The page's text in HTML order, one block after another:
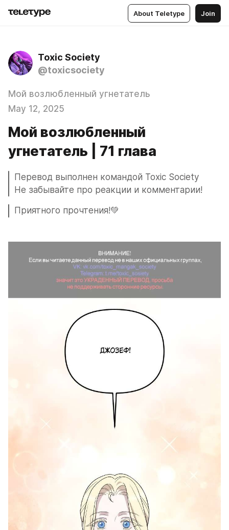
About Teletype Join
Toxic Society
@toxicsociety
Мой возлюбленный угнетатель
May 12, 2025
Мой возлюбленный
угнетатель | 71 глава
Перевод выполнен командой Toxic Society
Не забывайте про реакции и комментарии!
Приятного прочтения!💚